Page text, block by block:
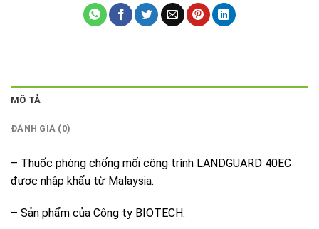
MÔ TẢ
ĐÁNH GIÁ (0)
– Thuốc phòng chống mối công trình LANDGUARD 40EC
được nhập khẩu từ Malaysia.
– Sản phẩm của Công ty BIOTECH.